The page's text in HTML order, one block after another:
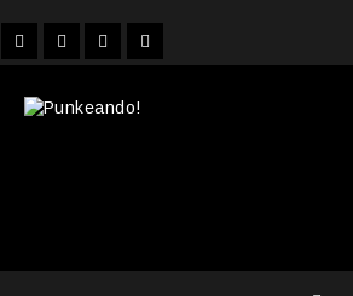
FacebookInstagram
YouTubeTwitter